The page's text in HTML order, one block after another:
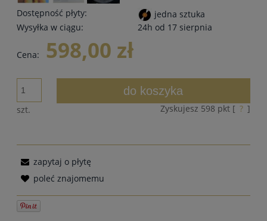
Dostępność płyty:
jedna sztuka
Wysyłka w ciągu:
24h od 17 sierpnia
Cena: 598,00 zł
szt.
do koszyka
Zyskujesz 598 pkt [ ? ]
zapytaj o płytę
poleć znajomemu